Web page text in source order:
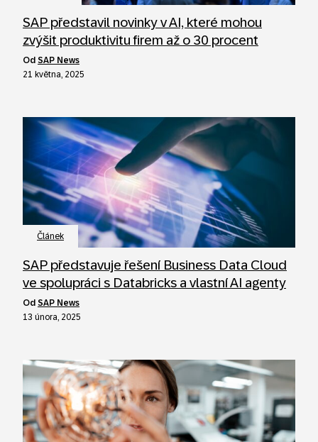
SAP představil novinky v AI, které mohou
zvýšit produktivitu firem až o 30 procent
od SAP News
21 května, 2025
Článek
SAP představuje řešení Business Data Cloud
ve spolupráci s Databricks a vlastní AI agenty
od SAP News
13 února, 2025